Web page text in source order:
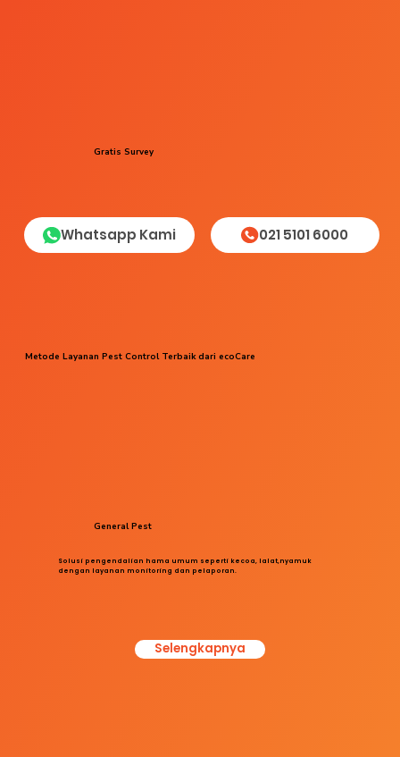
Gratis Survey
Whatsapp Kami 021 5101 6000
Metode Layanan Pest Control Terbaik dari ecoCare
Solusi pengendalian hama umum seperti kecoa, lalat,nyamuk
dengan layanan monitoring dan pelaporan.
General Pest
Selengkapnya